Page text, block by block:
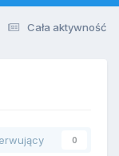
Cała aktywność
0